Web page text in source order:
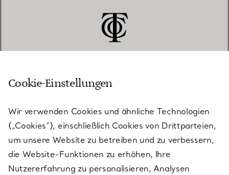
KUNDENSERVICE
SERVICES
ÜBER TIFFANY & CO.
Cookie-Einstellungen
Wir verwenden Cookies und ähnliche Technologien
(„Cookies“), einschließlich Cookies von Drittparteien,
um unsere Website zu betreiben und zu verbessern,
die Website-Funktionen zu erhöhen, Ihre
Nutzererfahrung zu personalisieren, Analysen